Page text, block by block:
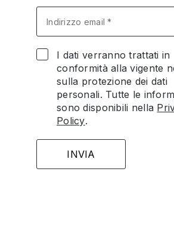
I dati verranno trattati in
conformità alla vigente
sulla protezione dei dati
personali. Tutte le
sono disponibili nella
Policy.